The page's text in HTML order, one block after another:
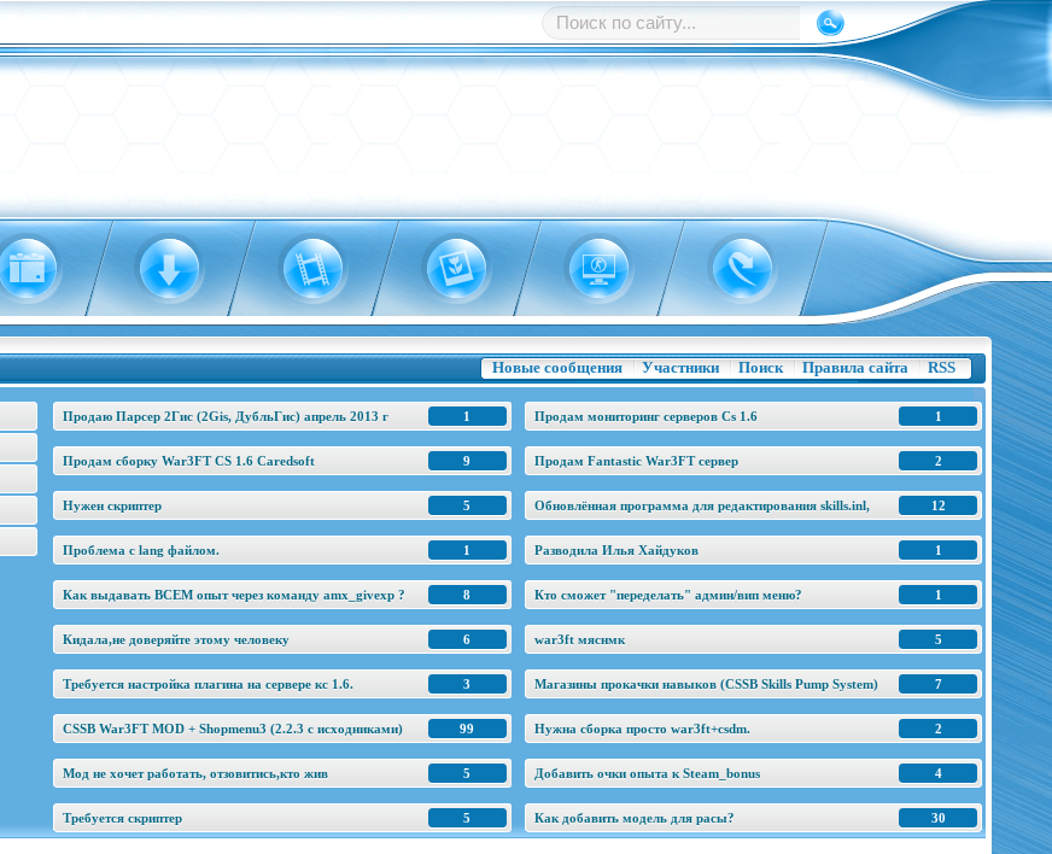
Новые сообщения Участники Поиск Правила сайта RSS
1
Продаю Парсер 2Гис (2Gis, ДубльГис) апрель 2013 г 1
Продам мониторинг серверов Cs 1.6
9
Продам сборку War3FT CS 1.6 Caredsoft 2
Продам Fantastic War3FT сервер
5
Нужен скриптер 12
Обновлённая программа для редактирования skills.inl,
1
Проблема с lang файлом. 1
Разводила Илья Хайдуков
8
Как выдавать ВСЕМ опыт через команду amx_givexp ? 1
Кто сможет "переделать" админ/вип меню?
6
Кидала,не доверяйте этому человеку 5
war3ft мяснмк
3
Требуется настройка плагина на сервере кс 1.6. 7
Магазины прокачки навыков (CSSB Skills Pump System)
99
CSSB War3FT MOD + Shopmenu3 (2.2.3 c исходниками) 2
Нужна сборка просто war3ft+csdm.
5
Мод не хочет работать, отзовитись,кто жив 4
Добавить очки опыта к Steam_bonus
5
Требуется скриптер 30
Как добавить модель для расы?